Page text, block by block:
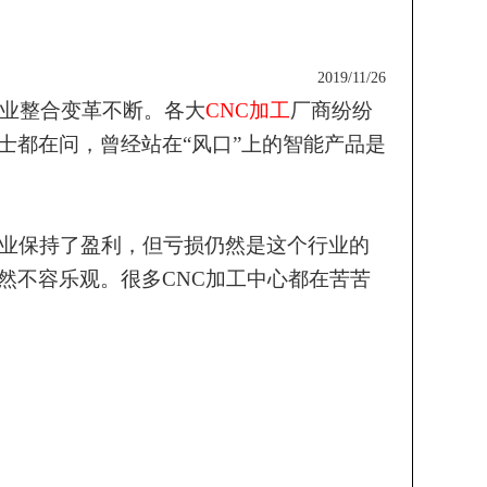
2019/11/26
整合变革不断。各大CNC加工厂商纷纷
都在问，曾经站在“风口”上的智能产品是
保持了盈利，但亏损仍然是这个行业的
不容乐观。很多CNC加工中心都在苦苦